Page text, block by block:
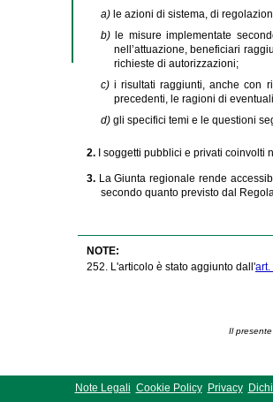
a) le azioni di sistema, di
b) le misure implementate
nell’attuazione, beneficiari
richieste di autorizzazioni;
c) i risultati raggiunti, anche con
precedenti, le ragioni di
d) gli specifici temi e le questioni
2. I soggetti pubblici e privati
3. La Giunta regionale rende
secondo quanto previsto dal
NOTE:
252. L'articolo è stato aggiunto dall'art.
Il
Note Legali Cookie Policy Privacy